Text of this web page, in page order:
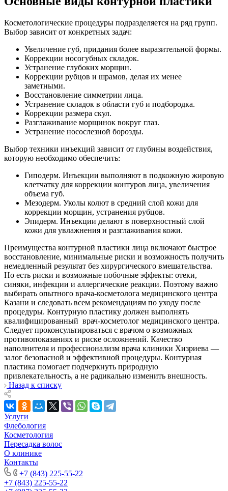
Косметологические процедуры подразделяется на ряд групп.
Выбор зависит от конкретных задач:
Увеличение губ, придания более выразительной формы.
Коррекции носогубных складок.
Устранение глубоких морщин.
Коррекции рубцов и шрамов, делая их менее
заметными.
Восстановление симметрии лица.
Устранение складок в области губ и подбородка.
Коррекции размера скул.
Разглаживание морщинок вокруг глаз.
Устранение носослезной борозды.
Выбор техники инъекций зависит от глубины воздействия,
которую необходимо обеспечить:
Гиподерм. Инъекции выполняют в подкожную жировую
клетчатку для коррекции контуров лица, увеличения
объема губ.
Мезодерм. Уколы колют в средний слой кожи для
коррекции морщин, устранения рубцов.
Эпидерм. Инъекции делают в поверхностный слой
кожи для увлажнения и разглаживания кожи.
Преимущества контурной пластики лица включают быстрое
восстановление, минимальные риски и возможность получить
немедленный результат без хирургического вмешательства.
Но есть риски и возможные побочные эффекты: отеки,
синяки, инфекции и аллергические реакции. Поэтому важно
выбирать опытного врача-косметолога медицинского центра
Казани и следовать всем рекомендациям по уходу после
процедуры. Контурную пластику должен выполнять
квалифицированный врач-косметолог медицинского центра.
Следует проконсультироваться с врачом о возможных
противопоказаниях и риске осложнений. Качество
наполнителя и профессионализм врача клиники Хизриева —
залог безопасной и эффективной процедуры. Контурная
пластика помогает подчеркнуть природную
привлекательность, а не радикально изменить внешность.
Назад к списку
Услуги
Флебология
Косметология
Пересадка волос
О клинике
Контакты
+7 (843) 225-55-22
+7 (843) 225-55-22